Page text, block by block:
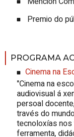
Premio do
PROGRAMA
Cinema na
"Cinema na
audiovisual á
persoal
través do
tecnoloxías
ferramenta,